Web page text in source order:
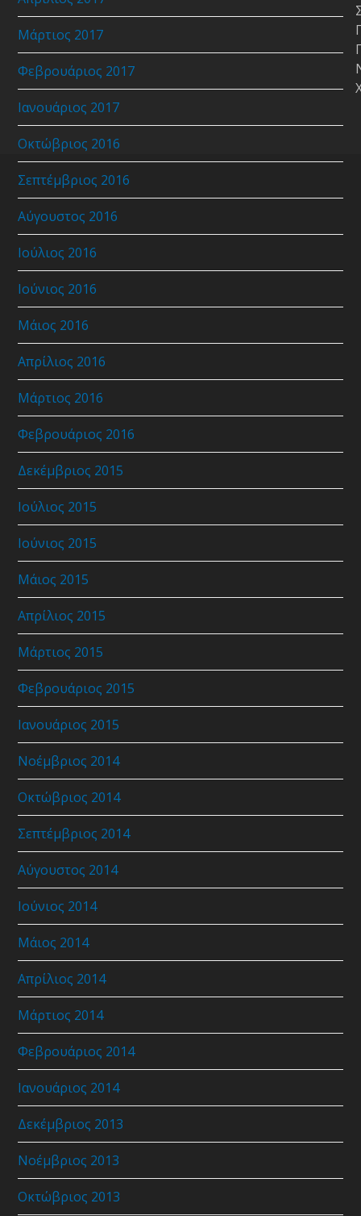
Μάρτιος 2017
Φεβρουάριος 2017
Ιανουάριος 2017
Οκτώβριος 2016
Σεπτέμβριος 2016
Αύγουστος 2016
Ιούλιος 2016
Ιούνιος 2016
Μάιος 2016
Απρίλιος 2016
Μάρτιος 2016
Φεβρουάριος 2016
Δεκέμβριος 2015
Ιούλιος 2015
Ιούνιος 2015
Μάιος 2015
Απρίλιος 2015
Μάρτιος 2015
Φεβρουάριος 2015
Ιανουάριος 2015
Νοέμβριος 2014
Οκτώβριος 2014
Σεπτέμβριος 2014
Αύγουστος 2014
Ιούνιος 2014
Μάιος 2014
Απρίλιος 2014
Μάρτιος 2014
Φεβρουάριος 2014
Ιανουάριος 2014
Δεκέμβριος 2013
Νοέμβριος 2013
Οκτώβριος 2013